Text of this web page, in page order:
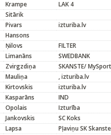
Krampe
LAK 4
Sitārik
Pivars
izturiba.lv
Hansons
Ņilovs
FILTER
Limanāns
SWEDBANK
Zvirgzdiņa
SKANSTE/ MySport
Mauliņa
, izturiba.lv
Kirtovskis
izturiba.lv
Kasparāns
IND
Opolais
Izturība
Jankovskis
SC Koks
Lapsa
Pļaviņu SK Skanste